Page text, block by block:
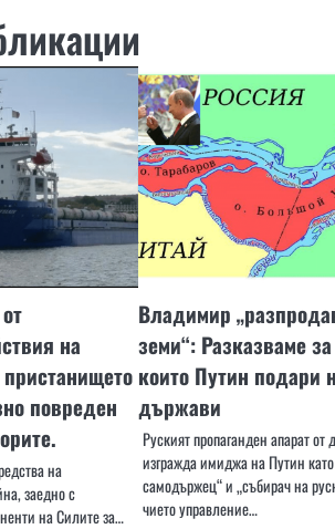
на
повреден
на
заедно с
на Силите за…
Владимир
земи“: Разказваме
които Путин подари
държави
Руският пропаганден апарат от
изгражда имиджа на Путин
самодържец“ и „събирач на
чието управление…